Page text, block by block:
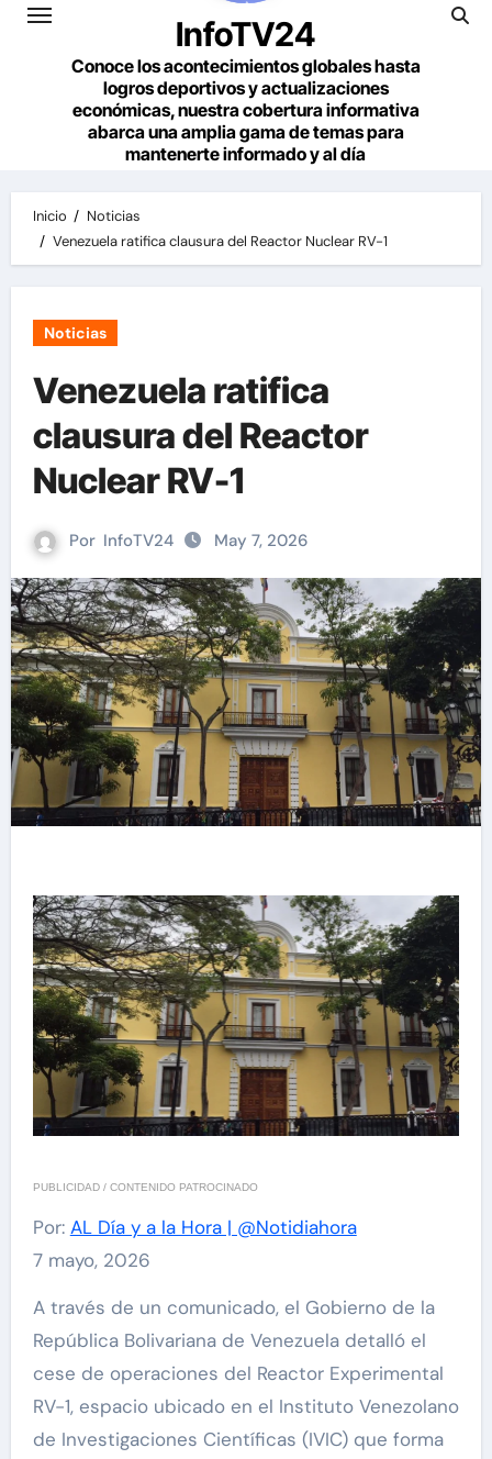
InfoTV24
Conoce los acontecimientos globales hasta
logros deportivos y actualizaciones
económicas, nuestra cobertura informativa
abarca una amplia gama de temas para
mantenerte informado y al día
Inicio
Noticias
Venezuela ratifica clausura del Reactor Nuclear RV-1
Noticias
Venezuela ratifica
clausura del Reactor
Nuclear RV-1
Por InfoTV24 May 7, 2026
PUBLICIDAD / CONTENIDO PATROCINADO
Por: AL Día y a la Hora | @Notidiahora
7 mayo, 2026
A través de un comunicado, el Gobierno de la
República Bolivariana de Venezuela detalló el
cese de operaciones del Reactor Experimental
RV-1, espacio ubicado en el Instituto Venezolano
de Investigaciones Científicas (IVIC) que forma